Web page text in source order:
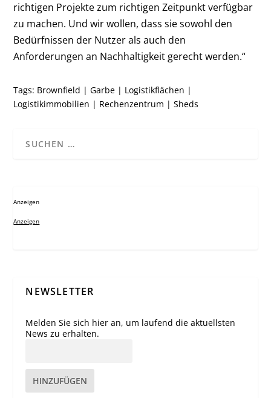
richtigen Projekte zum richtigen Zeitpunkt verfügbar
zu machen. Und wir wollen, dass sie sowohl den
Bedürfnissen der Nutzer als auch den
Anforderungen an Nachhaltigkeit gerecht werden.“
Tags: Brownfield |Garbe | Logistikflächen |
Logistikimmobilien | Rechenzentrum |Sheds
Anzeigen
Anzeigen
NEWSLETTER
Melden Sie sich hier an, um laufend die aktuellsten
News zu erhalten.
HINZUFÜGEN